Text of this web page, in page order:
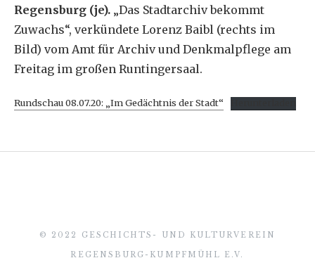
Regensburg (je). „Das Stadtarchiv bekommt
Zuwachs“, verkündete Lorenz Baibl (rechts im
Bild) vom Amt für Archiv und Denkmalpflege am
Freitag im großen Runtingersaal.
Rundschau 08.07.20: „Im Gedächtnis der Stadt“
© 2022 GESCHICHTS- UND KULTURVEREIN
REGENSBURG-KUMPFMÜHL E.V.